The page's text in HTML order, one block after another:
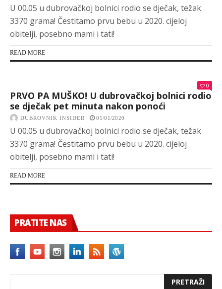
U 00.05 u dubrovačkoj bolnici rodio se dječak, težak
3370 grama! Čestitamo prvu bebu u 2020. cijeloj
obitelji, posebno mami i tati!
READ MORE
0
PRVO PA MUŠKO! U dubrovačkoj bolnici rodio
se dječak pet minuta nakon ponoći
DUBROVNIK INSIDER 01/01/2020
U 00.05 u dubrovačkoj bolnici rodio se dječak, težak
3370 grama! Čestitamo prvu bebu u 2020. cijeloj
obitelji, posebno mami i tati!
READ MORE
PRATITE NAS